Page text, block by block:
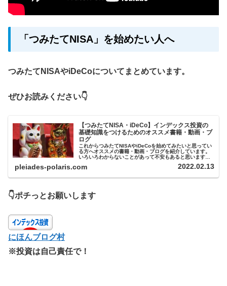
「つみたてNISA」を始めたい人へ
つみたてNISAやiDeCoについてまとめています。
ぜひお読みください👇
【つみたてNISA・iDeCo】インデックス投資の
基礎知識をつけるためのオススメ書籍・動画・ブ
ログ
これからつみたてNISAやiDeCoを始めてみたいと思ってい
る方へオススメの書籍・動画・ブログを紹介しています。
いろいろわからないことがあって不安もあると思います
が大切です。
pleiades-polaris.com 2022.02.13
👇ポチっとお願いします
にほんブログ村
※投資は自己責任で！